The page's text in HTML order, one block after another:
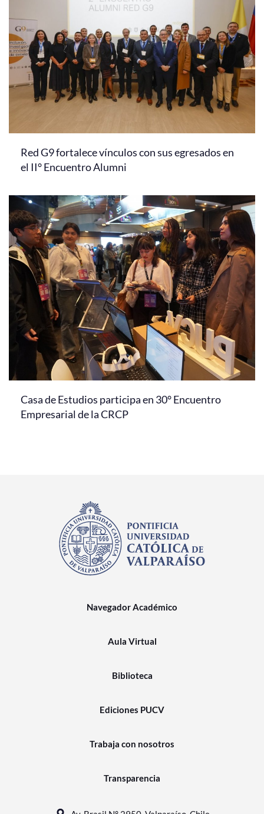
Red G9 fortalece vínculos con sus egresados en
el II° Encuentro Alumni
Casa de Estudios participa en 30° Encuentro
Empresarial de la CRCP
Navegador Académico
Aula Virtual
Biblioteca
Ediciones PUCV
Trabaja con nosotros
Transparencia